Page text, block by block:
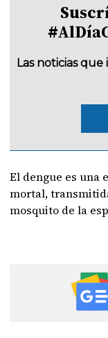
Las noticias
El dengue es una
mortal,
mosquito de la